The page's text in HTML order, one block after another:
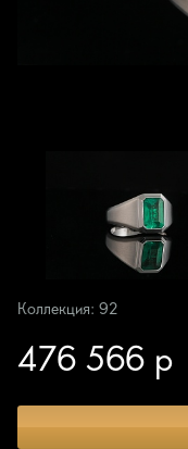
Коллекция: 92
476 566 р